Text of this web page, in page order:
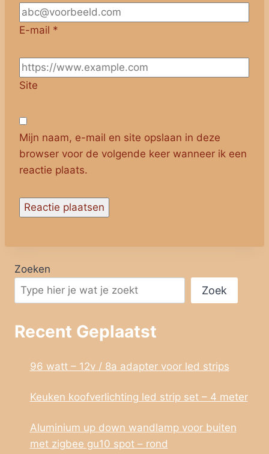
E-mail *
Site
Mijn naam, e-mail en site opslaan in deze
browser voor de volgende keer wanneer ik een
reactie plaats.
Zoeken
Zoek
Recent Geplaatst
96 watt – 12v / 8a adapter voor led strips
Keuken koofverlichting led strip set – 4 meter
Aluminium up down wandlamp voor buiten
met zigbee gu10 spot – rond